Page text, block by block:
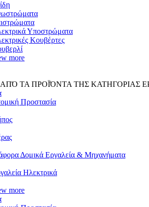
Υποστρώματα
Κουβέρτες
more
ΤΑ ΠΡΟΪΌΝΤΑ ΤΗΣ ΚΑΤΗΓΟΡΙΑΣ
Προστασία
Δομικά Εργαλεία & Μηχανήματα
Ηλεκτρικά
more